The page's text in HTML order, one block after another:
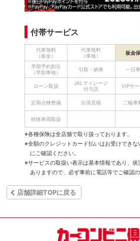
付帯サービス
代車無料
（板金）
代車無料
（車検）
板金
早期予約割引
（早割車検）
引取・納車 一日
ローン取扱
JALマイレージ
付与店
VIPサー
定期点検整備 出張見積 二輪車
特殊車両取扱
※各種保険は全店舗で取り扱っております。
※全額のクレジットカード払いはお受けでき
にご確認ください。
※サービスの取扱い表示は基本情報であり、
ありますので、必ず事前に電話等でご確認
店舗詳細TOPに戻る